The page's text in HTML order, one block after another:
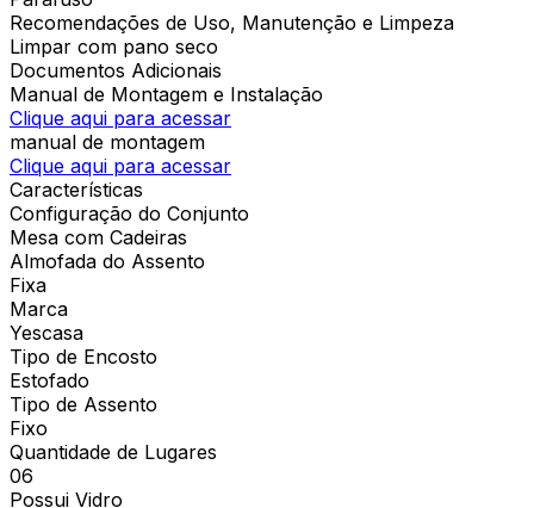
Recomendações de Uso, Manutenção e Limpeza
Limpar com pano seco
Documentos Adicionais
Manual de Montagem e Instalação
Clique aqui para acessar
manual de montagem
Clique aqui para acessar
Características
Configuração do Conjunto
Mesa com Cadeiras
Almofada do Assento
Fixa
Marca
Yescasa
Tipo de Encosto
Estofado
Tipo de Assento
Fixo
Quantidade de Lugares
06
Possui Vidro